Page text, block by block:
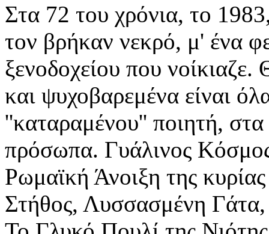
Στα 72 του χρόνια, το
τον βρήκαν νεκρό, μ' ένα
ξενοδοχείου που
και ψυχοβαρεμένα είναι
''καταραμένου'' ποιητή, στα
πρόσωπα. Γυάλινος
Ρωμαϊκή Άνοιξη της
Στήθος, Λυσσασμένη